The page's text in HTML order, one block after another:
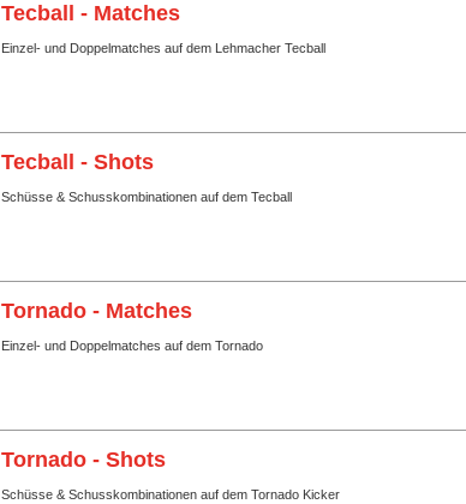
Tecball - Matches
Einzel- und Doppelmatches auf dem Lehmacher Tecball
Tecball - Shots
Schüsse & Schusskombinationen auf dem Tecball
Tornado - Matches
Einzel- und Doppelmatches auf dem Tornado
Tornado - Shots
Schüsse & Schusskombinationen auf dem Tornado Kicker